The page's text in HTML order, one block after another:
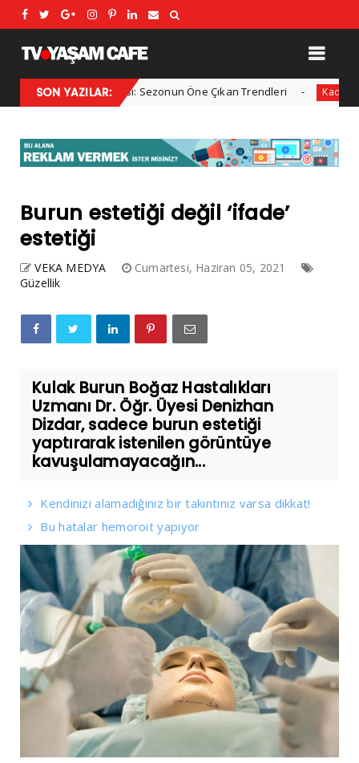
SON YAZILAR:
2025 Kış Modası: Sezonun Öne Çıkan Trendleri Kadın Her
Burun estetiği değil ‘ifade’
estetiği
VEKA MEDYA
Cumartesi, Haziran 05, 2021
Güzellik
Kulak Burun Boğaz Hastalıkları
Uzmanı Dr. Öğr. Üyesi Denizhan
Dizdar, sadece burun estetiği
yaptırarak istenilen görüntüye
kavuşulamayacağın...
Kendinizi alamadığınız bir takıntınız varsa dikkat!
Bu hatalar hemoroit yapıyor